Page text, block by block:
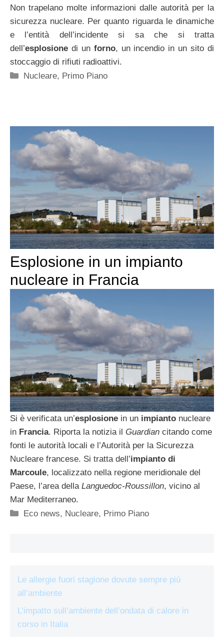
Non trapelano molte informazioni dalle autorità per la
sicurezza nucleare. Per quanto riguarda le dinamiche
e l’entità dell’incidente si sa che si tratta
dell’esplosione di un forno, un incendio in un sito di
stoccaggio di rifiuti radioattivi.
Categorie
Nucleare, Primo Piano
Esplosione in un impianto
nucleare in Francia
Si è verificata un’esplosione in un impianto nucleare
in Francia. Riporta la notizia il Guardian citando come
fonti le autorità locali e l’Autorità per la Sicurezza
Nucleare francese. Si tratta dell’impianto di
Marcoule, localizzato nella regione meridionale del
Paese, l’area della Languedoc-Roussillon, vicino al
Mar Mediterraneo.
Categorie
Eco news, Nucleare, Primo Piano
Le allergie fuori stagione dovute sempre più
all’ambiente
L’impatto sull’ambiente dell’ondata di calore in
corso in Italia